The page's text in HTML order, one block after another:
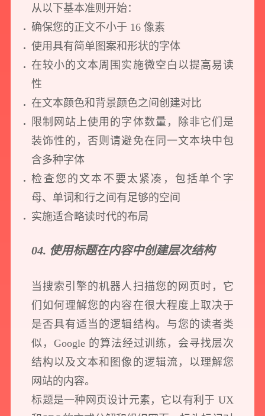
预约我们的数字化专家
1v1为您提供服务
我们将为您提供量身定制的个性化服务，包括竞品观察，行业数据分析
实施方案及对应预算等
您需要： 网站建设
从以下基本准则开始：
确保您的正文不小于 16 像素
使用具有简单图案和形状的字体
在较小的文本周围实施微空白以提高易读
性
在文本颜色和背景颜色之间创建对比
限制网站上使用的字体数量，除非它们是
装饰性的，否则请避免在同一文本块中包
含多种字体
检查您的文本不要太紧凑，包括单个字
母、单词和行之间有足够的空间
实施适合略读时代的布局
04. 使用标题在内容中创建层次结构
当搜索引擎的机器人扫描您的网页时，它
们如何理解您的内容在很大程度上取决于
是否具有适当的逻辑结构。与您的读者类
似，Google 的算法经过训练，会寻找层次
结构以及文本和图像的逻辑流，以理解您
网站的内容。
标题是一种网页设计元素，它以有利于 UX